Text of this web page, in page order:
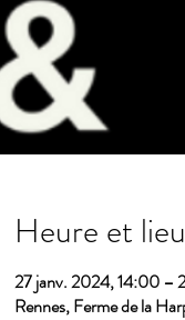
Heure et lieu
27 janv. 2024, 14:00 –
Rennes, Ferme de la